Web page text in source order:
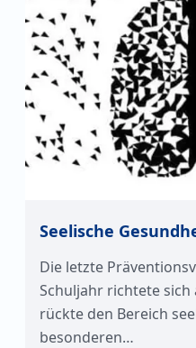
Seelische
Die letzte
Schuljahr richtete
rückte den Bereich
besonderen…